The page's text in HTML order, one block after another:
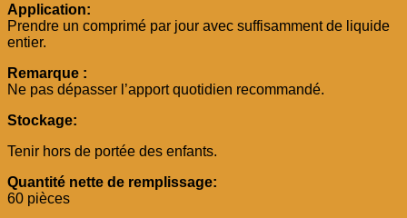
Application:
Prendre un comprimé par jour avec suffisamment de liquide
entier.
Remarque :
Ne pas dépasser l’apport quotidien recommandé.
Stockage:
Tenir hors de portée des enfants.
Quantité nette de remplissage:
60 pièces